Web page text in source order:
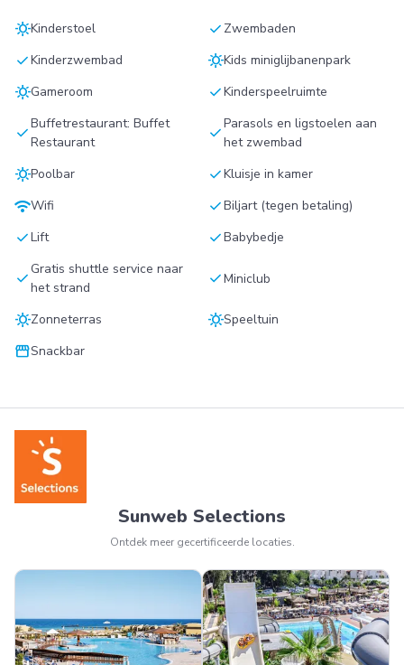
sunnyKinderstoel check Zwembaden
checkKinderzwembad sunnyKids miniglijbanenpark
sunnyGameroom checkKinderspeelruimte
checkBuffetrestaurant: Buffet
Restaurant
checkParasols en ligstoelen aan
het zwembad
sunnyPoolbar checkKluisje in kamer
wifiWifi checkBiljart (tegen betaling)
checkLift checkBabybedje
check Gratis shuttle service naar
het strand
checkMiniclub
sunnyZonneterras sunnySpeeltuin
storefrontSnackbar
Sunweb Selections
Ontdek meer gecertificeerde locaties.